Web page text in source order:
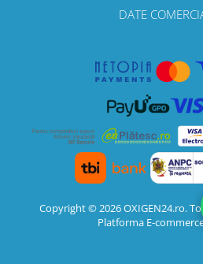
DATE
Copyright © 2026 OXIGEN24.ro.
Platforma E-